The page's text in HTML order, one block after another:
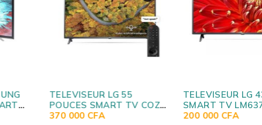
TELEVISEUR LG 55
POUCES SMART TV COZF
UHD 4K UP751
CFA
TELEVISEUR LG 43
SMART TV LM6370PVA
CFA